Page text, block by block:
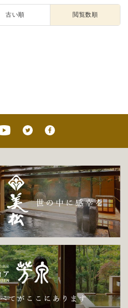
古い順 閲覧数順